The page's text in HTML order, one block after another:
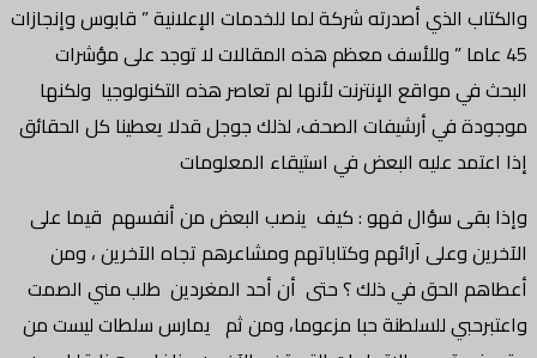
والكتاب الذي أصدرته شركة لما للخدمات الإعلانية ” قابوس وإنجازات
45 عاما ” وللأسف معظم هذه المقالات لا توجد على مؤشرات
البحث في مواقع الإنترنت لأنها لم تعاصر هذه التكنولوجيا ولكنها
موجودة في أرشيفات الصحف، لذلك جوجل قدلا يعطينا كل الحقائق
إذا اعتمد عليه البعض في استيقاء المعلومات
وإذا بقى سؤال فهو : كيف ينصب البعض من أنفسهم قيما على
الآخرين وعلى آرائهم وكتاباتهم ومشاعرهم تجاه الآخرين ، ومن
أعطاهم الحق في ذلك ؟ حتى أن أحد المغردين طلب مني الصمت
واعتبرحبي للسلطنة حبا مزعوما، ومن ثم يمارس سلطات ليست من